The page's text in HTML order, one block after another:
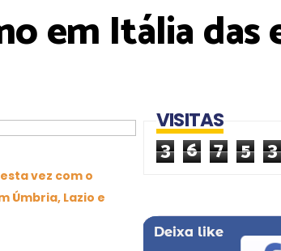
em Itália das
vez com o
Úmbria, Lazio e
VISITAS
3 6 7 5 3